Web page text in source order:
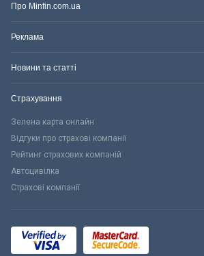
Про Minfin.com.ua
Реклама
Новини та статті
Страхування
Зелена карта онлайн
Відгуки про страхові компанії
Рейтинг страхових компаній
Автоцивілка
Страхові компанії